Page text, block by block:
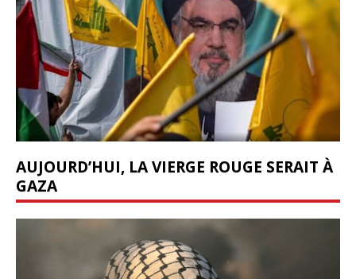
AUJOURD’HUI, LA VIERGE ROUGE SERAIT À
GAZA